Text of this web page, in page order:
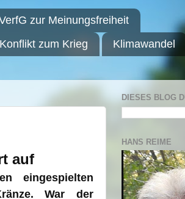
zur Meinungsfreiheit
zum Krieg
Klimawandel
auf
eingespielten
War der
DIESES BLOG
HANS REIME